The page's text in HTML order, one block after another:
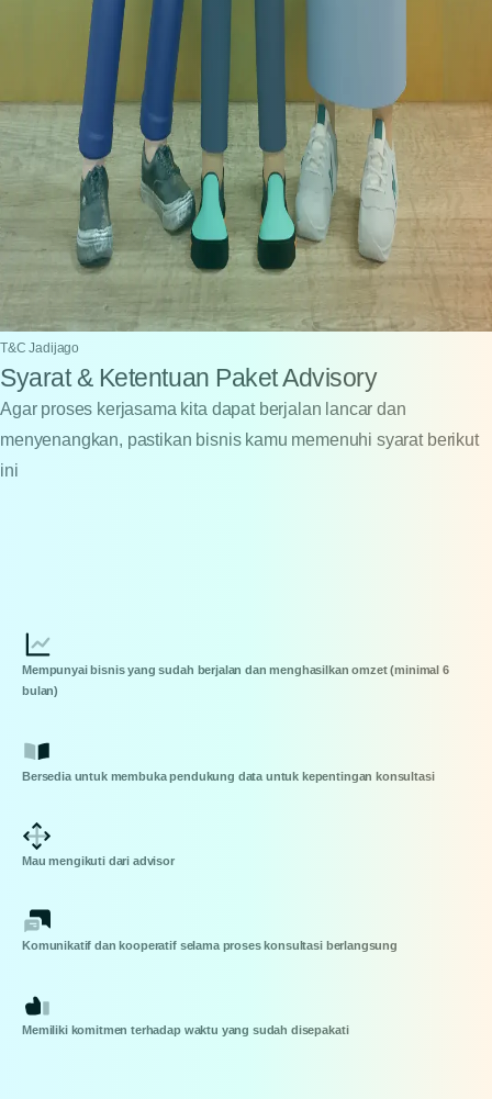
T&C Jadijago
Syarat & Ketentuan Paket Advisory
Agar proses kerjasama kita dapat berjalan lancar dan
menyenangkan, pastikan bisnis kamu memenuhi syarat berikut
ini
Mempunyai bisnis yang sudah berjalan dan menghasilkan omzet (minimal 6
bulan)
Bersedia untuk membuka pendukung data untuk kepentingan konsultasi
Mau mengikuti dari advisor
Komunikatif dan kooperatif selama proses konsultasi berlangsung
Memiliki komitmen terhadap waktu yang sudah disepakati